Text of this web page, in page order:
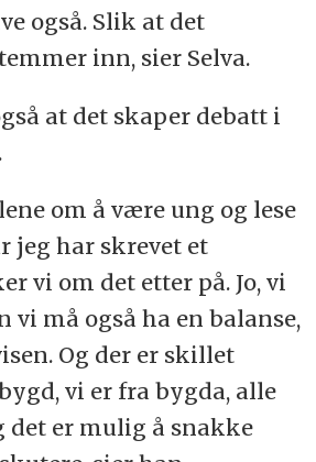
også. Slik at det
inn, sier Selva.
at det skaper debatt i
om å være ung og lese
jeg har skrevet et
vi om det etter på. Jo, vi
vi må også ha en balanse,
Og der er skillet
vi er fra bygda, alle
det er mulig å snakke